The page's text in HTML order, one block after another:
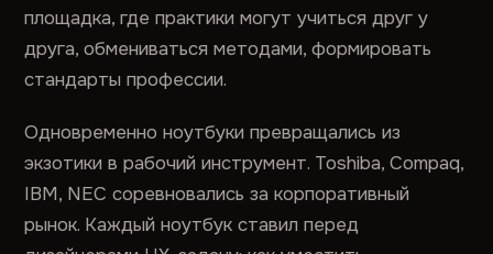
площадка, где практики могут учиться друг у
друга, обмениваться методами, формировать
стандарты профессии.
Одновременно ноутбуки превращались из
экзотики в рабочий инструмент. Toshiba, Compaq,
IBM, NEC соревновались за корпоративный
рынок. Каждый ноутбук ставил перед